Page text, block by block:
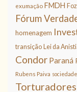
exumação FMDH
Fórum
homenagem
transição Lei da
Condor Paraná
Rubens Paiva
Torturadores